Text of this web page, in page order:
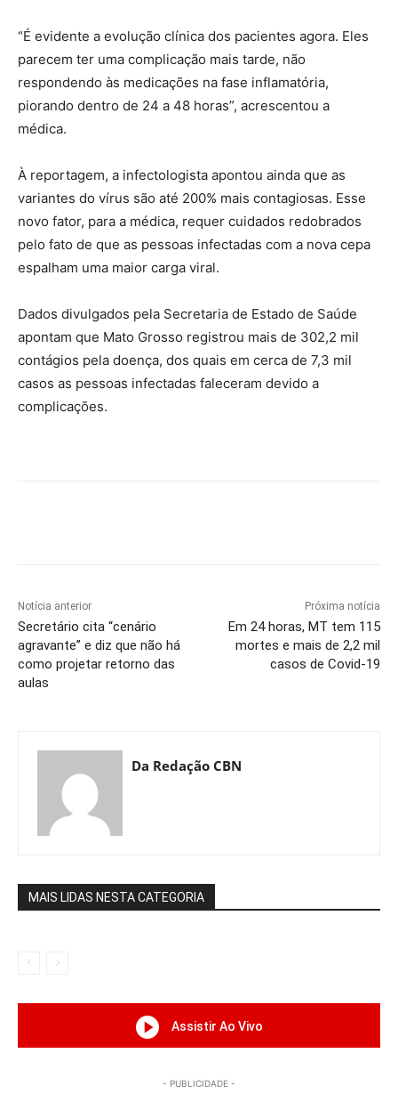
“É evidente a evolução clínica dos pacientes agora. Eles
parecem ter uma complicação mais tarde, não
respondendo às medicações na fase inflamatória,
piorando dentro de 24 a 48 horas”, acrescentou a
médica.
À reportagem, a infectologista apontou ainda que as
variantes do vírus são até 200% mais contagiosas. Esse
novo fator, para a médica, requer cuidados redobrados
pelo fato de que as pessoas infectadas com a nova cepa
espalham uma maior carga viral.
Dados divulgados pela Secretaria de Estado de Saúde
apontam que Mato Grosso registrou mais de 302,2 mil
contágios pela doença, dos quais em cerca de 7,3 mil
casos as pessoas infectadas faleceram devido a
complicações.
Notícia anterior
Secretário cita “cenário
agravante” e diz que não há
como projetar retorno das
aulas
Próxima notícia
Em 24 horas, MT tem 115
mortes e mais de 2,2 mil
casos de Covid-19
Da Redação CBN
MAIS LIDAS NESTA CATEGORIA
Assistir Ao Vivo
- PUBLICIDADE -